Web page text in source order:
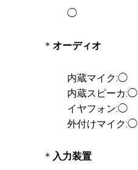
◯
＊ オーディオ
内蔵マイク:◯
内蔵スピーカ:◯
イヤフォン:◯
外付けマイク:◯
＊ 入力装置